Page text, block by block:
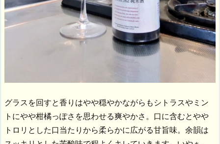
グラスを回すと香りはやや穏やかながらもシトラスやミン
トにやや柑橘っぽさを思わせる爽やかさ。口に含むとやや
トロリとした口当たりから柔らかに広がる甘旨味。余韻は